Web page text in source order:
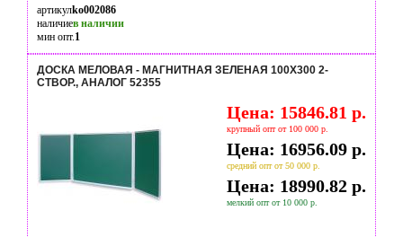
артикулko002086
наличиев наличии
мин опт.1
ДОСКА МЕЛОВАЯ - МАГНИТНАЯ ЗЕЛЕНАЯ 100Х300 2-
СТВОР., АНАЛОГ 52355
Цена: 15846.81 р.
крупный опт от 100 000 р.
Цена: 16956.09 р.
средний опт от 50 000 р.
Цена: 18990.82 р.
мелкий опт от 10 000 р.